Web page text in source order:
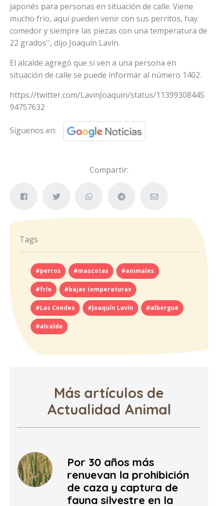
japonés para personas en situación de calle. Viene
mucho frío, aquí pueden venir con sus perritos, hay
comedor y siempre las piezas con una temperatura de
22 grados'', dijo Joaquín Lavín.
El alcalde agregó que si ven a una persona en
situación de calle se puede informar al número 1402.
https://twitter.com/LavinJoaquin/status/11399308445
94757632
Síguenos en:
Compartir:
Tags
#perros #mascotas #animales
#frío #bajas temperaturas
#Las Condes #Joaquín Lavín #albergue
#alcalde
Más artículos de
Actualidad Animal
Por 30 años más
renuevan la prohibición
de caza y captura de
fauna silvestre en la